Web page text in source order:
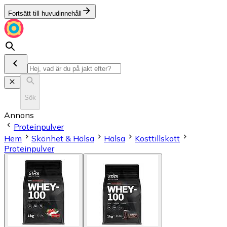
Fortsätt till huvudinnehåll
Sök
Annons
Proteinpulver
Hem
Skönhet & Hälsa Hälsa
Kosttillskott
Proteinpulver